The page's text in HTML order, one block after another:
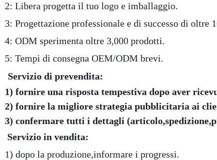
2: Libera progetta il tuo logo e imballaggio.
3: Progettazione professionale e di successo di oltre
4: ODM sperimenta oltre 3,000 prodotti.
5: Tempi di consegna OEM/ODM brevi.
Servizio di prevendita:
1) fornire una risposta tempestiva dopo aver
2) fornire la migliore strategia pubblicitaria ai
3) confermare tutti i dettagli
Servizio in vendita:
1) dopo la produzione,informare i progressi.